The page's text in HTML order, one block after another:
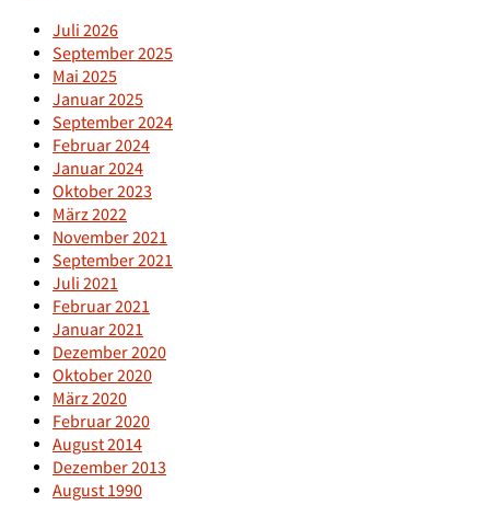
Juli 2026
September 2025
Mai 2025
Januar 2025
September 2024
Februar 2024
Januar 2024
Oktober 2023
März 2022
November 2021
September 2021
Juli 2021
Februar 2021
Januar 2021
Dezember 2020
Oktober 2020
März 2020
Februar 2020
August 2014
Dezember 2013
August 1990